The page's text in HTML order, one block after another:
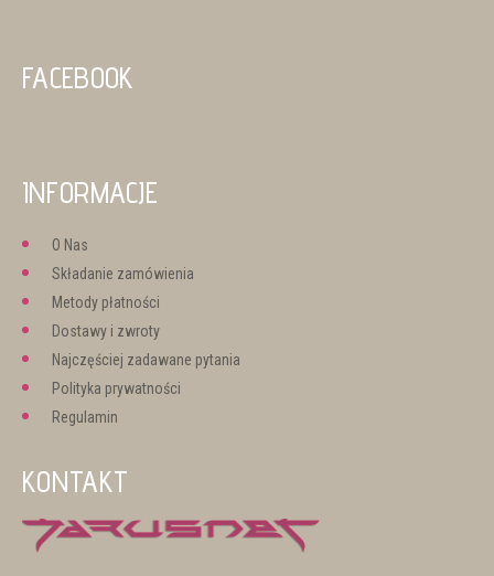
FACEBOOK
INFORMACJE
O Nas
Składanie zamówienia
Metody płatności
Dostawy i zwroty
Najczęściej zadawane pytania
Polityka prywatności
Regulamin
KONTAKT